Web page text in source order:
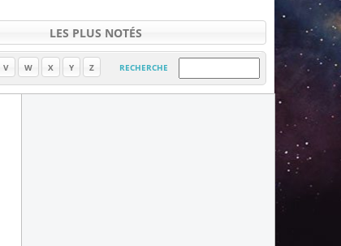
LES PLUS NOTÉS
V W X Y Z RECHERCHE